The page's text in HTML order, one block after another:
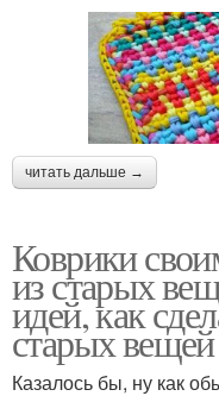
читать дальше →
Коврики
из старых
идей, как
старых вещей
Казалось бы, ну как